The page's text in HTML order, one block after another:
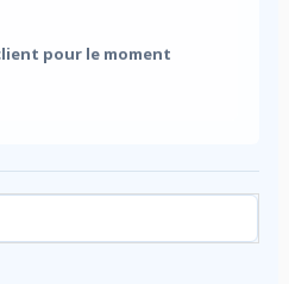
pour le moment